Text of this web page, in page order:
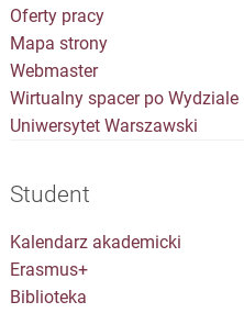
Oferty pracy
Mapa strony
Webmaster
Wirtualny spacer po Wydziale
Uniwersytet Warszawski
Student
Kalendarz akademicki
Erasmus+
Biblioteka